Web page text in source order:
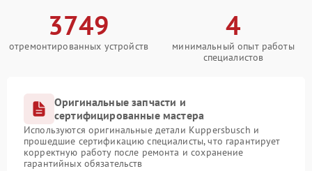
3749
отремонтированных устройств
4
минимальный опыт работы
специалистов
Оригинальные запчасти и
сертифицированные мастера
Используются оригинальные детали Kuppersbusch и
прошедшие сертификацию специалисты, что гарантирует
корректную работу после ремонта и сохранение
гарантийных обязательств